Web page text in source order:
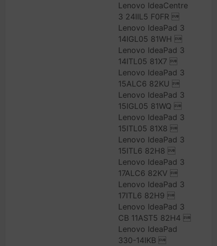
Lenovo IdeaCentre
3 24IIL5 F0FR 
Lenovo IdeaPad 3
14IGL05 81WH 
Lenovo IdeaPad 3
14ITL05 81X7 
Lenovo IdeaPad 3
15ALC6 82KU 
Lenovo IdeaPad 3
15IGL05 81WQ 
Lenovo IdeaPad 3
15ITL05 81X8 
Lenovo IdeaPad 3
15ITL6 82H8 
Lenovo IdeaPad 3
17ALC6 82KV 
Lenovo IdeaPad 3
17ITL6 82H9 
Lenovo IdeaPad 3
CB 11AST5 82H4 
Lenovo IdeaPad
330-14IKB 